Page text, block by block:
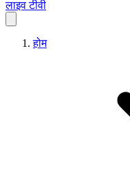
लाइव टीवी
होम